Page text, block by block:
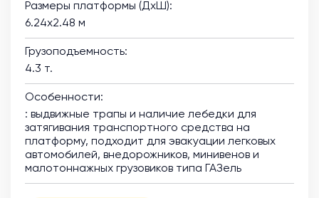
Размеры платформы (ДхШ):
6.24х2.48 м
Грузоподъемность:
4.3 т.
Особенности:
: выдвижные трапы и наличие лебедки для
затягивания транспортного средства на
платформу, подходит для эвакуации легковых
автомобилей, внедорожников, минивенов и
малотоннажных грузовиков типа ГАЗель